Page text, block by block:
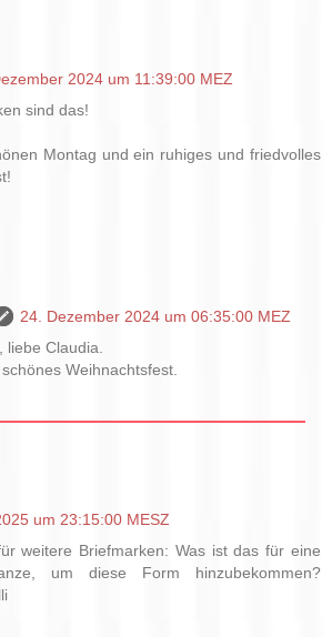
2024 um 11:39:00 MEZ
sind das!
Montag und ein ruhiges und friedvolles
24. Dezember 2024 um 06:35:00 MEZ
liebe Claudia.
Weihnachtsfest.
um 23:15:00 MESZ
weitere Briefmarken: Was ist das für eine
um diese Form hinzubekommen?